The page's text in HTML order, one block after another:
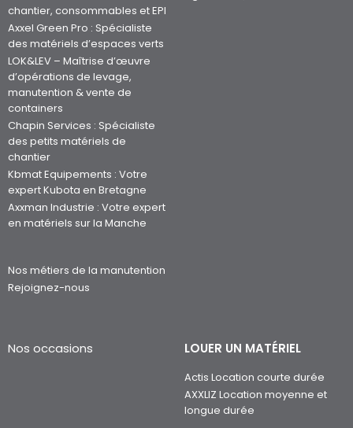
chantier, consommables et EPI
Axxel Green Pro : Spécialiste
des matériels d’espaces verts
LOK&LEV – Maîtrise d’œuvre
d’opérations de levage,
manutention & vente de
containers
Chapin Services : Spécialiste
des petits matériels de
chantier
Kbmat Equipements : Votre
expert Kubota en Bretagne
Axxman Industrie : Votre expert
en matériels sur la Manche
Nos métiers de la manutention
Rejoignez-nous
Nos occasions LOUER UN MATÉRIEL
Actis Location courte durée
AXXLIZ Location moyenne et
longue durée